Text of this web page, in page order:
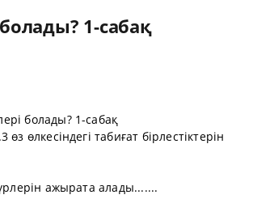
1-сабақ
болады? 1-сабақ
өз өлкесіндегі табиғат бірлестіктерін
ажырата алады.......